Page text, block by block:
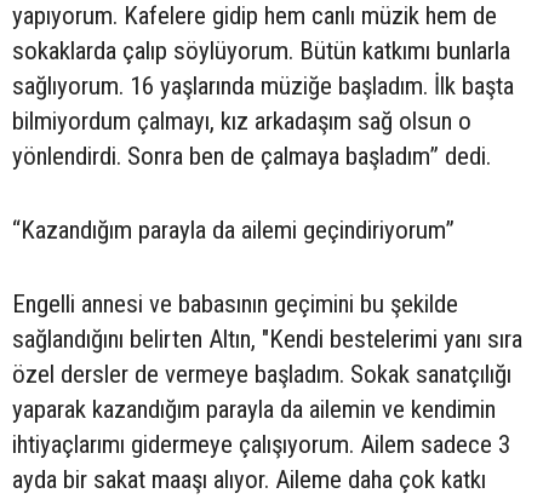
yapıyorum. Kafelere gidip hem canlı müzik hem de
sokaklarda çalıp söylüyorum. Bütün katkımı bunlarla
sağlıyorum. 16 yaşlarında müziğe başladım. İlk başta
bilmiyordum çalmayı, kız arkadaşım sağ olsun o
yönlendirdi. Sonra ben de çalmaya başladım” dedi.
“Kazandığım parayla da ailemi geçindiriyorum”
Engelli annesi ve babasının geçimini bu şekilde
sağlandığını belirten Altın, "Kendi bestelerimi yanı sıra
özel dersler de vermeye başladım. Sokak sanatçılığı
yaparak kazandığım parayla da ailemin ve kendimin
ihtiyaçlarımı gidermeye çalışıyorum. Ailem sadece 3
ayda bir sakat maaşı alıyor. Aileme daha çok katkı